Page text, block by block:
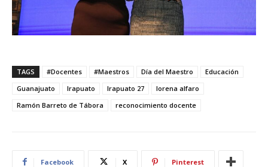
TAGS #Docentes #Maestros Día del Maestro
Educación
Guanajuato
Irapuato Irapuato 27
lorena alfaro
Ramón Barreto de Tábora
reconocimiento docente
Facebook X Pinterest